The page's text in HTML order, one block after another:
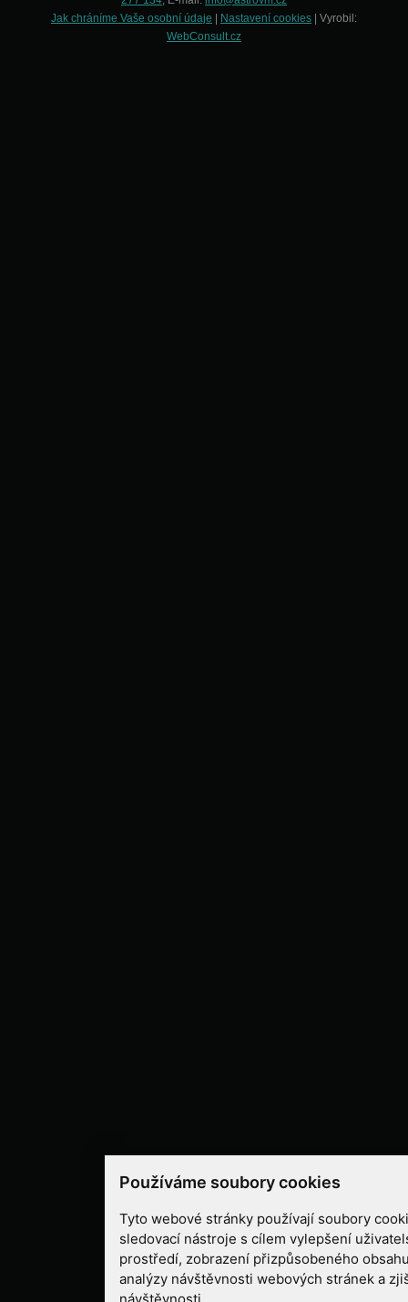
Používáme soubory cookies
Tyto webové stránky používají soubory
sledovací nástroje s cílem vylepšení
prostředí, zobrazení přizpůsobeného
analýzy návštěvnosti webových stránek a
Jak chráníme Vaše osobní údaje
Nastavení cookies | Vyrobil:
WebConsult.cz